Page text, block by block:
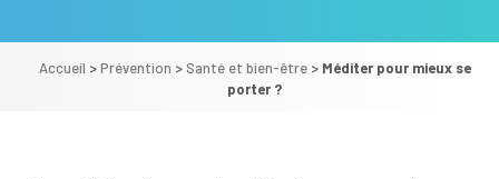
Accueil >Prévention >Santé et bien-être > Méditer pour mieux se
porter ?